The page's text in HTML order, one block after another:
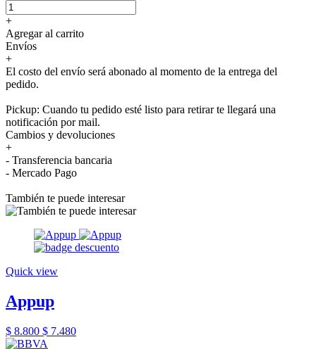
+
Agregar al carrito
Envíos
+
El costo del envío será abonado al momento de la entrega del
pedido.
Pickup: Cuando tu pedido esté listo para retirar te llegará una
notificación por mail.
Cambios y devoluciones
+
- Transferencia bancaria
- Mercado Pago
También te puede interesar
Quick view
Appup
$ 8.800 $ 7.480